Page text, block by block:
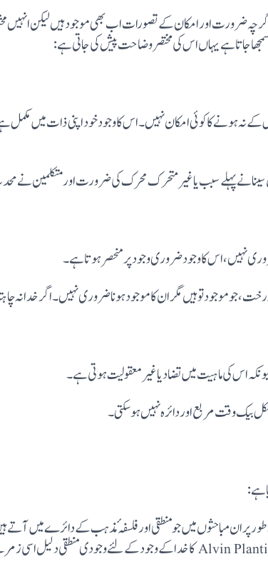
ضرورت اور امکان کے تصورات اب بھی موجود ہیں لیکن انہیں
جاتا ہے یہاں اس کی مختصر وضاحت پیش کی جاتی ہے:
ہونے کا کوئی امکان نہیں۔ اس کا وجود خود اپنی ذات میں مکمل
ابن سینا نے پہلے سبب یا غیر متحرک محرک کی ضرورت اورمتکلمین
نہیں،اس کا وجود ضروری وجود پر منحصر ہوتا ہے۔
جو موجود تو ہیں مگر ان کا موجود ہونا ضروری نہیں۔ اگر خدا نہ
اس کی ماہیت میں تضاد یا غیرمعقولیت ہوتی ہے۔
بیک وقت مربع اور دائرہ نہیں ہو سکتی۔
ہے:
مباحثوں میں جو منطقی اورفلسفہٴ مذہب کے دائرے میں آتے